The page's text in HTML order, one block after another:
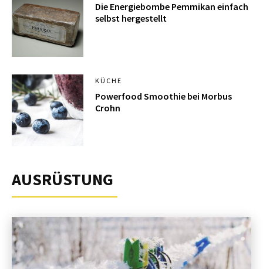
Die Energiebombe Pemmikan einfach
selbst hergestellt
KÜCHE
Powerfood Smoothie bei Morbus
Crohn
AUSRÜSTUNG